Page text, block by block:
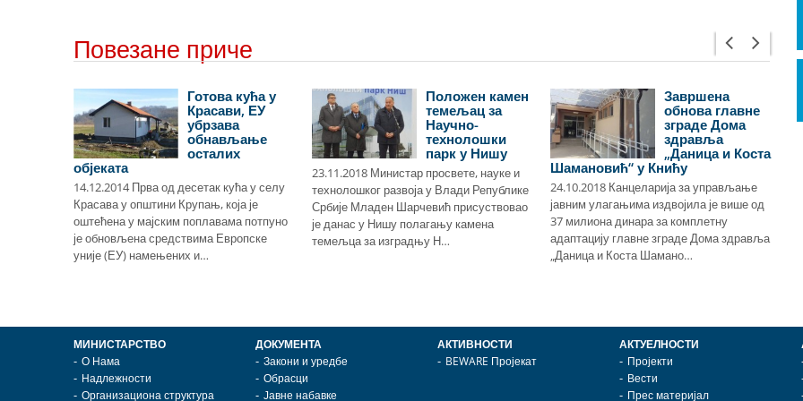
Повезане приче
Готова кућа у
Красави, ЕУ
убрзава
обнављање
осталих
објеката
14.12.2014 Прва од десетак кућа у селу
Красава у општини Крупањ, која је
оштећена у мајским поплавама потпуно
је обновљена средствима Европске
уније (ЕУ) намењених и…
Положен камен
темељац за
Научно-
технолошки
парк у Нишу
23.11.2018 Министар просвете, науке и
технолошког развоја у Влади Републике
Србије Младен Шарчевић присуствовао
је данас у Нишу полагању камена
темељца за изградњу Н…
Завршена
обнова главне
зграде Дома
здравља
„Даница и Коста
Шамановић“ у Книћу
24.10.2018 Канцеларија за управљање
јавним улагањима издвојила је више од
37 милиона динара за комплетну
адаптацију главне зграде Дома здравља
„Даница и Коста Шамано…
МИНИСТАРСТВО
О Нама
Надлежности
Организациона структура
ДОКУМЕНТА
Закони и уредбе
Обрасци
Јавне набавке
АКТИВНОСТИ
BEWARE Пројекат
АКТУЕЛНОСТИ
Пројекти
Вести
Прес материјал